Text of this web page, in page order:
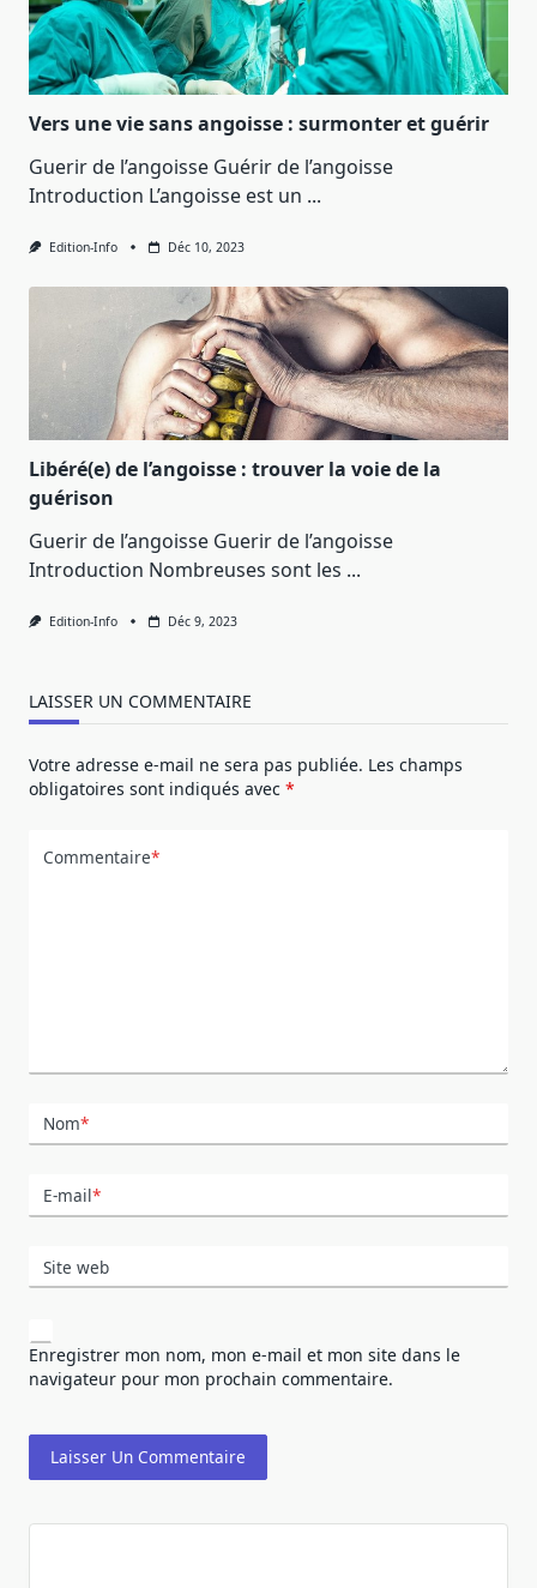
Vers une vie sans angoisse : surmonter et guérir
Guerir de l’angoisse Guérir de l’angoisse
Introduction L’angoisse est un ...
Edition-Info Déc 10, 2023
Libéré(e) de l’angoisse : trouver la voie de la
guérison
Guerir de l’angoisse Guerir de l’angoisse
Introduction Nombreuses sont les ...
Edition-Info Déc 9, 2023
LAISSER UN COMMENTAIRE
Votre adresse e-mail ne sera pas publiée. Les champs
obligatoires sont indiqués avec *
Commentaire*
Nom*
E-mail*
Site web
Enregistrer mon nom, mon e-mail et mon site dans le
navigateur pour mon prochain commentaire.